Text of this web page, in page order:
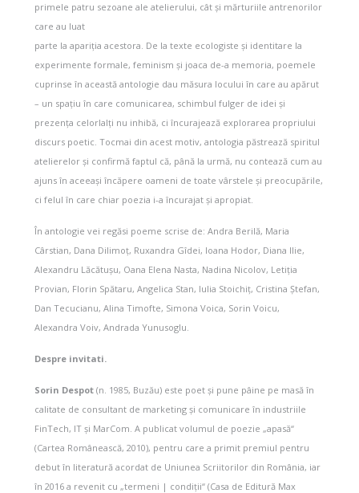
primele patru sezoane ale atelierului, cât și mărturiile antrenorilor
care au luat
parte la apariția acestora. De la texte ecologiste și identitare la
experimente formale, feminism și joaca de-a memoria, poemele
cuprinse în această antologie dau măsura locului în care au apărut
– un spațiu în care comunicarea, schimbul fulger de idei și
prezența celorlalți nu inhibă, ci încurajează explorarea propriului
discurs poetic. Tocmai din acest motiv, antologia păstrează spiritul
atelierelor și confirmă faptul că, până la urmă, nu contează cum au
ajuns în aceeași încăpere oameni de toate vârstele și preocupările,
ci felul în care chiar poezia i-a încurajat și apropiat.
În antologie vei regăsi poeme scrise de: Andra Berilă, Maria
Cârstian, Dana Dilimoț, Ruxandra Gîdei, Ioana Hodor, Diana Ilie,
Alexandru Lăcătușu, Oana Elena Nasta, Nadina Nicolov, Letiția
Provian, Florin Spătaru, Angelica Stan, Iulia Stoichiț, Cristina Ștefan,
Dan Tecucianu, Alina Timofte, Simona Voica, Sorin Voicu,
Alexandra Voiv, Andrada Yunusoglu.
Despre invitati.
Sorin Despot (n. 1985, Buzău) este poet și pune pâine pe masă în
calitate de consultant de marketing și comunicare în industriile
FinTech, IT și MarCom. A publicat volumul de poezie „apasă“
(Cartea Românească, 2010), pentru care a primit premiul pentru
debut în literatură acordat de Uniunea Scriitorilor din România, iar
în 2016 a revenit cu „termeni | condiții“ (Casa de Editură Max